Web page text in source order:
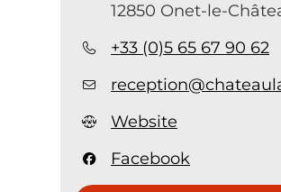
12850 Onet-le-
+33 (0)5 65 67 90 62
Website
Facebook